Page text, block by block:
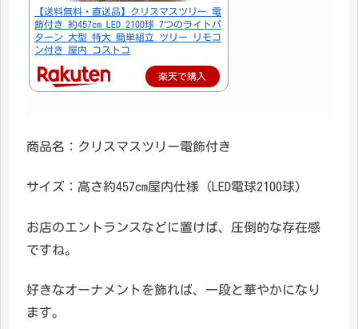
【送料無料・直送品】クリスマスツリー 電
飾付き 約457cm LED 2100球 7つのライトパ
ターン 大型 特大 簡単組立 ツリー リモコ
ン付き 屋内 コストコ
楽天で購入
商品名：クリスマスツリー電飾付き
サイズ：高さ約457cm屋内仕様（LED電球2100球）
お店のエントランスなどに置けば、圧倒的な存在感
ですね。
好きなオーナメントを飾れば、一段と華やかになり
ます。